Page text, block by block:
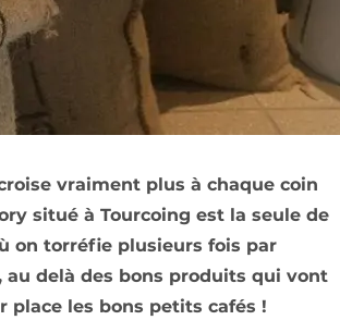
vraiment plus à chaque coin
situé à Tourcoing est la seule de
on torréfie plusieurs fois par
delà des bons produits qui vont
place les bons petits cafés !